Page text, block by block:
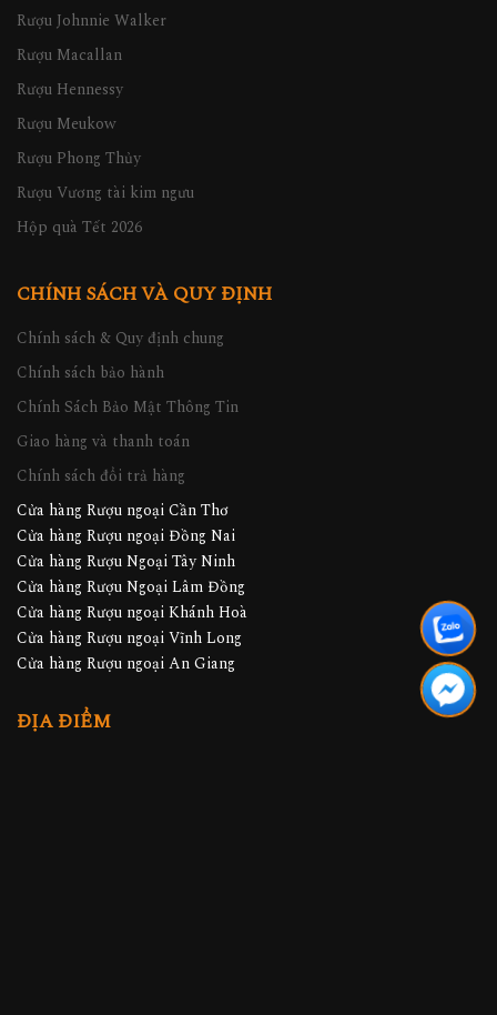
Rượu Johnnie Walker
Rượu Macallan
Rượu Hennessy
Rượu Meukow
Rượu Phong Thủy
Rượu Vương tài kim ngưu
Hộp quà Tết 2026
CHÍNH SÁCH VÀ QUY ĐỊNH
Chính sách & Quy định chung
Chính sách bảo hành
Chính Sách Bảo Mật Thông Tin
Giao hàng và thanh toán
Chính sách đổi trả hàng
Cửa hàng Rượu ngoại Cần Thơ
Cửa hàng Rượu ngoại Đồng Nai
Cửa hàng Rượu Ngoại Tây Ninh
Cửa hàng Rượu Ngoại Lâm Đồng
Cửa hàng Rượu ngoại Khánh Hoà
Cửa hàng Rượu ngoại Vĩnh Long
Cửa hàng Rượu ngoại An Giang
ĐỊA ĐIỂM